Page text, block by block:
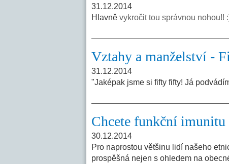
31.12.2014
Hlavně vykročit tou správnou nohou!!
Vztahy a manželství -
31.12.2014
"Jaképak jsme si fifty fifty! Já
Chcete funkční
30.12.2014
Pro naprostou většinu lidí našeho
prospěšná nejen s ohledem na